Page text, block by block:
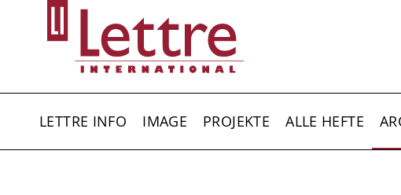
LETTRE INFO IMAGE PROJEKTE ALLE HEFTE